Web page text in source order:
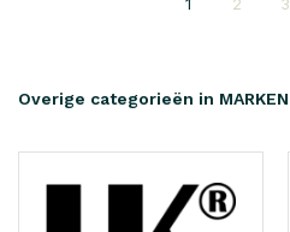
Overige categorieën in MARKEN